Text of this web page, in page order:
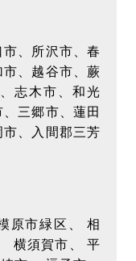
報などをもと
広告を配信す
その際、ユーザ
るためCookieを
特定・識別でき
ません）
用して当ウェ
希望されるユ
アウトページに
効にできま
市、所沢市、春
、越谷市、蕨
志木市、和光
三郷市、蓮田
、入間郡三芳
原市緑区、 相
横須賀市、 平